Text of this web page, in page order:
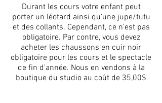
Durant les cours votre enfant peut
porter un léotard ainsi qu'une jupe/tutu
et des collants. Cependant, ce n'est pas
obligatoire. Par contre, vous devez
acheter les chaussons en cuir noir
obligatoire pour les cours et le spectacle
de fin d'année. Nous en vendons à la
boutique du studio au coût de 35,00$